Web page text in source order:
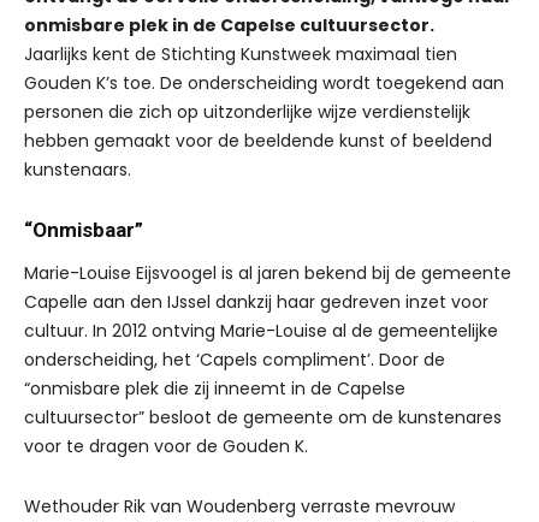
onmisbare plek in de Capelse cultuursector.
Jaarlijks kent de Stichting Kunstweek maximaal tien
Gouden K’s toe. De onderscheiding wordt toegekend aan
personen die zich op uitzonderlijke wijze verdienstelijk
hebben gemaakt voor de beeldende kunst of beeldend
kunstenaars.
“Onmisbaar”
Marie-Louise Eijsvoogel is al jaren bekend bij de gemeente
Capelle aan den IJssel dankzij haar gedreven inzet voor
cultuur. In 2012 ontving Marie-Louise al de gemeentelijke
onderscheiding, het ‘Capels compliment’. Door de
“onmisbare plek die zij inneemt in de Capelse
cultuursector” besloot de gemeente om de kunstenares
voor te dragen voor de Gouden K.
Wethouder Rik van Woudenberg verraste mevrouw